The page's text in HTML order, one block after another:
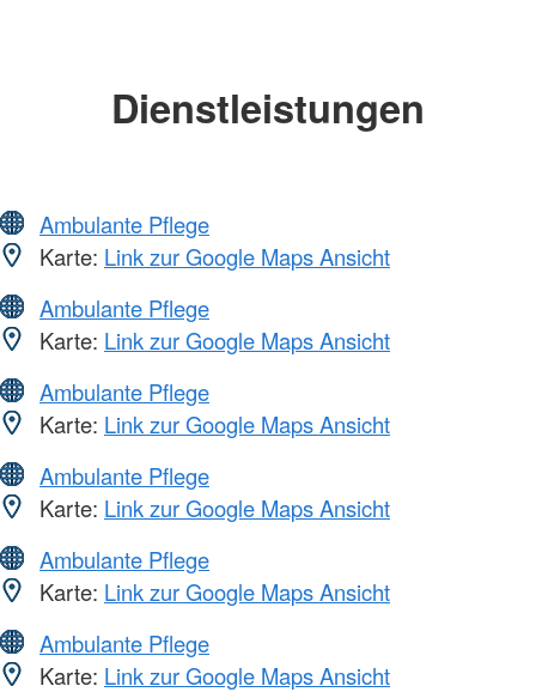
Dienstleistungen
Ambulante Pflege
Karte: Link zur Google Maps Ansicht
Ambulante Pflege
Karte: Link zur Google Maps Ansicht
Ambulante Pflege
Karte: Link zur Google Maps Ansicht
Ambulante Pflege
Karte: Link zur Google Maps Ansicht
Ambulante Pflege
Karte: Link zur Google Maps Ansicht
Ambulante Pflege
Karte: Link zur Google Maps Ansicht